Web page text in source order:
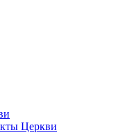
Церкви